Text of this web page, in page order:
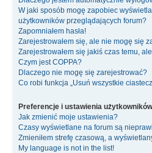
W jaki sposób mogę zapobiec
użytkowników przeglądających forum?
Zapomniałem hasła!
Zarejestrowałem się, ale nie mogę się
Zarejestrowałem się jakiś czas temu,
Czym jest COPPA?
Dlaczego nie mogę się zarejestrować?
Co robi funkcja „Usuń wszystkie
Preferencje i ustawienia użytkowników
Jak zmienić moje ustawienia?
Czasy wyświetlane na forum są
Zmieniłem strefę czasową, a
My language is not in the list!